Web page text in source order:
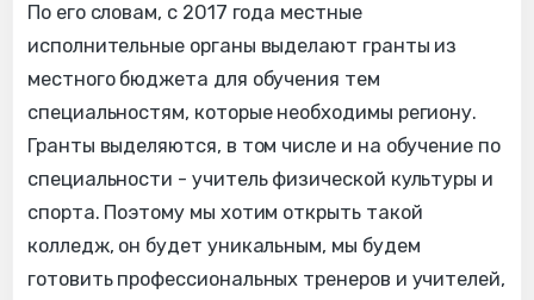
По его словам, с 2017 года местные
исполнительные органы выделают гранты из
местного бюджета для обучения тем
специальностям, которые необходимы региону.
Гранты выделяются, в том числе и на обучение по
специальности - учитель физической культуры и
спорта. Поэтому мы хотим открыть такой
колледж, он будет уникальным, мы будем
готовить профессиональных тренеров и учителей,